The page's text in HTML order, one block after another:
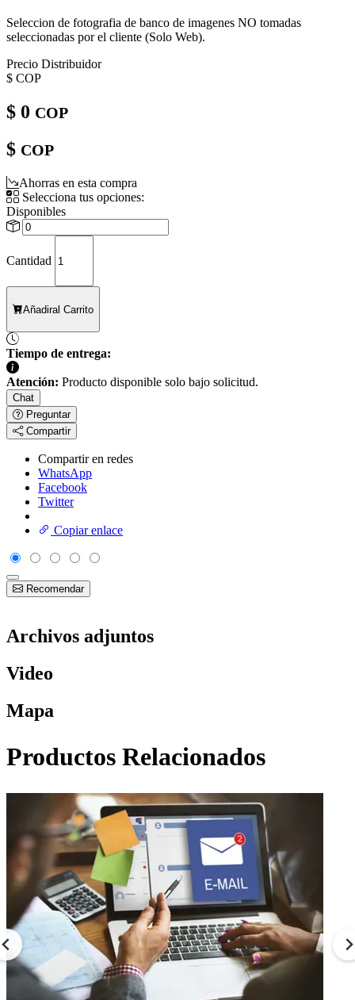
Seleccion de fotografia de banco de imagenes NO tomadas
seleccionadas por el cliente (Solo Web).
Precio Distribuidor
$ COP
$ 0 COP
$ COP
Ahorras en esta compra
Selecciona tus opciones:
Disponibles
Cantidad
Añadiral Carrito
Tiempo de entrega:
Atención: Producto disponible solo bajo solicitud.
Chat
Preguntar
Compartir
Compartir en redes
WhatsApp
Facebook
Twitter
Copiar enlace
Recomendar
Archivos adjuntos
Video
Mapa
Productos Relacionados